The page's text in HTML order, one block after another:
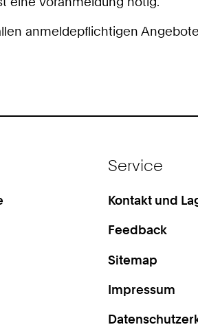
anmeldepflichtigen
Service
Kontakt und
Feedback
Sitemap
Impressum